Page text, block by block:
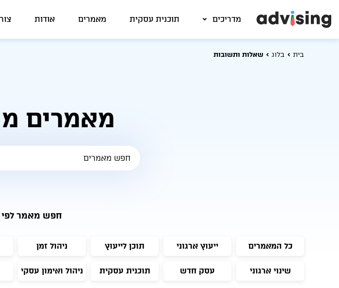
מדריכים תוכנית עסקית מאמרים אודות
בית בלוג שאלות ותשובות
מאמרים
חפש מאמר לפי
כל המאמרים ייעוץ ארגוני תוכן לייעוץ ניהול זמן
שינוי ארגוני עסק חדש תוכנית עסקית ניהול ואימון עסקי